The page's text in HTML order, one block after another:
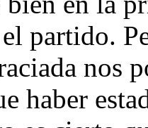
partido.
nos
haber